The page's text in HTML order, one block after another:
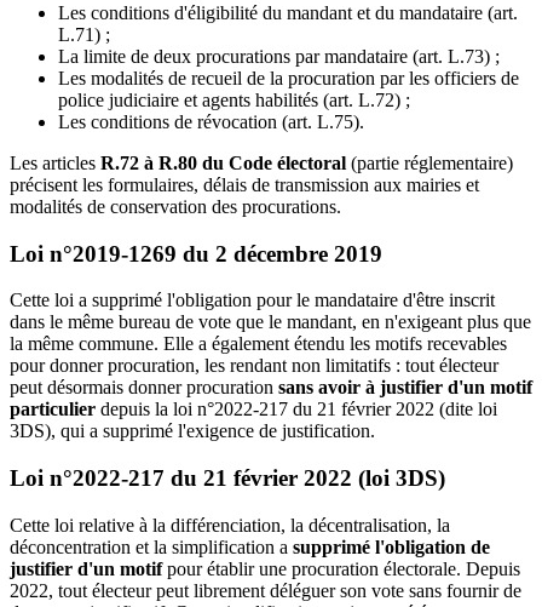
Les conditions d'éligibilité du mandant et du mandataire (art.
L.71) ;
La limite de deux procurations par mandataire (art. L.73) ;
Les modalités de recueil de la procuration par les officiers de
police judiciaire et agents habilités (art. L.72) ;
Les conditions de révocation (art. L.75).
Les articles R.72 à R.80 du Code électoral (partie réglementaire)
précisent les formulaires, délais de transmission aux mairies et
modalités de conservation des procurations.
Loi n°2019-1269 du 2 décembre 2019
Cette loi a supprimé l'obligation pour le mandataire d'être inscrit
dans le même bureau de vote que le mandant, en n'exigeant plus que
la même commune. Elle a également étendu les motifs recevables
pour donner procuration, les rendant non limitatifs : tout électeur
peut désormais donner procuration sans avoir à justifier d'un motif
particulier depuis la loi n°2022-217 du 21 février 2022 (dite loi
3DS), qui a supprimé l'exigence de justification.
Loi n°2022-217 du 21 février 2022 (loi 3DS)
Cette loi relative à la différenciation, la décentralisation, la
déconcentration et la simplification a supprimé l'obligation de
justifier d'un motifpour établir une procuration électorale. Depuis
2022, tout électeur peut librement déléguer son vote sans fournir de